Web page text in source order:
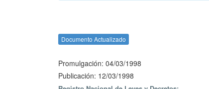
Documento Actualizado
Promulgación: 04/03/1998
Publicación: 12/03/1998